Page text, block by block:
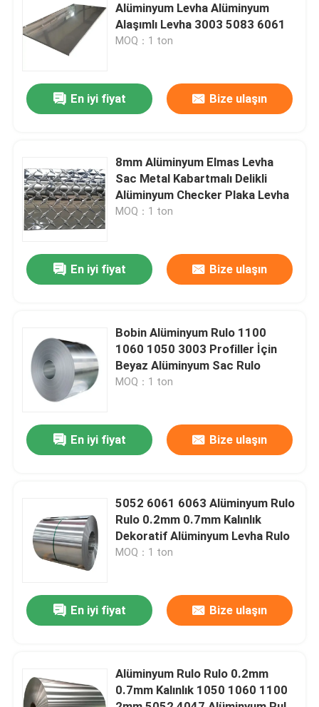
Ürün
Bizim Hakkımızda
Fabrika turu
Bizimle İletişim
Haberler
Teklif Et
Paslanmaz Çelik Rulolar
Alüminyum Levha Alüminyum
Alaşımlı Levha 3003 5083 6061
MOQ：1 ton
En iyi fiyat Bize ulaşın
8mm Alüminyum Elmas Levha
Sac Metal Kabartmalı Delikli
Alüminyum Checker Plaka Levha
MOQ：1 ton
En iyi fiyat Bize ulaşın
Bobin Alüminyum Rulo 1100
1060 1050 3003 Profiller İçin
Beyaz Alüminyum Sac Rulo
MOQ：1 ton
En iyi fiyat Bize ulaşın
5052 6061 6063 Alüminyum Rulo
Rulo 0.2mm 0.7mm Kalınlık
Dekoratif Alüminyum Levha Rulo
MOQ：1 ton
En iyi fiyat Bize ulaşın
Alüminyum Rulo Rulo 0.2mm
0.7mm Kalınlık 1050 1060 1100